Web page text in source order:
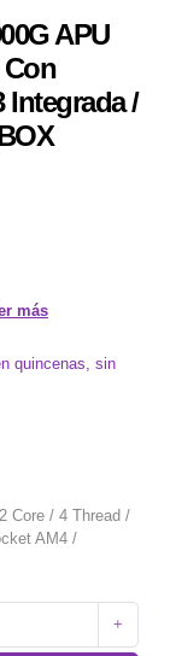
APU
Con
Integrada /
más
Core / 4 Thread /
AM4 /
+